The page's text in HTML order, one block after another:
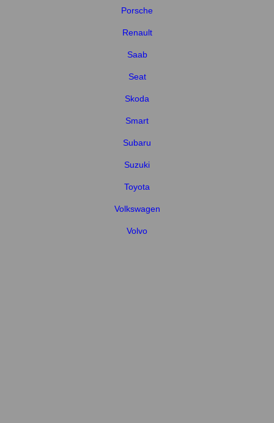
Porsche
Renault
Saab
Seat
Skoda
Smart
Subaru
Suzuki
Toyota
Volkswagen
Volvo